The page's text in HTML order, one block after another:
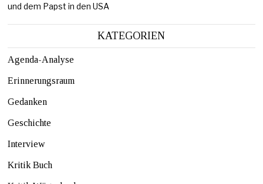
und dem Papst in den USA
KATEGORIEN
Agenda-Analyse
Erinnerungsraum
Gedanken
Geschichte
Interview
Kritik Buch